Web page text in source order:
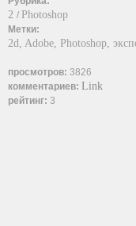
2 / Photoshop
Метки:
2d, Adobe, Photoshop,
просмотров: 3826
комментариев: Link
рейтинг: 3